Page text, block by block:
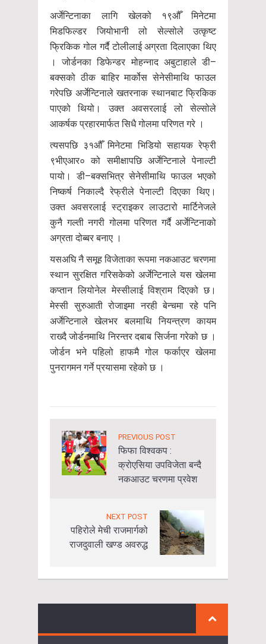
अर्जेन्टिनाका लागि खेलको १९औँ मिनेटमा
मिडफिल्डर जियोभानी लो सेल्सोले उत्कृष्ट
फ्रिकिक गोल गर्दै टोलीलाई अग्रता दिलाएका थिए
। जोर्डनका डिफेन्डर मोहन्नाद अबुटाहाले डी–
बक्सको ठीक बाहिर मार्कोस सेनेसीमाथि फाउल
गरेपछि अर्जेन्टिनाले खतरनाक स्थानबाट फ्रिकिक
पाएको थियो। उक्त अवसरलाई लो सेल्सोले
आकर्षक प्रहारमार्फत सिधै गोलमा परिणत गरे ।
त्यसपछि ३१औँ मिनेटमा भिडियो सहायक रेफ्री
९भीएआर० को समीक्षापछि अर्जेन्टिनाले पेनाल्टी
पायो। डी–बक्सभित्र सेनेसीमाथि फाउल भएको
निष्कर्ष निकाल्दै रेफ्रीले पेनाल्टी दिएका थिए।
उक्त अवसरलाई स्ट्राइकर लाउटारो मार्टिनेजले
कुनै गल्ती नगरी गोलमा परिणत गर्दै अर्जेन्टिनाको
अग्रता दोब्बर बनाए ।
यसअघि नै समूह विजेताका रूपमा नकआउट चरणमा
स्थान सुरक्षित गरिसकेको अर्जेन्टिनाले यस खेलमा
कप्तान लियोनेल मेस्सीलाई विश्राम दिएको छ।
मेस्सी सुरुआती रोजाइमा नरही बेन्चमा रहे पनि
अर्जेन्टिनाले खेलभर बलमाथि नियन्त्रण कायम
राख्दै जोर्डनमाथि निरन्तर दबाब सिर्जना गरेको छ ।
जोर्डन भने पहिलो हाफमै गोल फर्काएर खेलमा
पुनरागमन गर्ने प्रयासमा रहेको छ ।
PREVIOUS POST
फिफा विश्वकप :
क्रोएसिया उपविजेता बन्दै
नकआउट चरणमा प्रवेश
NEXT POST
पहिरोले मेची राजमार्गको
राजदुवाली खण्ड अवरुद्ध